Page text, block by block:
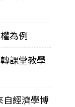
為例
課堂教學
經濟學博